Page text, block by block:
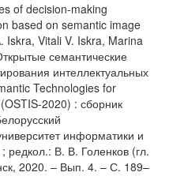
of decision-making
based on semantic image
Iskra, Vitali V. Iskra, Marina
семантические
интеллектуальных
Technologies for
2020) : сборник
информатики и
редкол.: В. В. Голенков (гл.
2020. – Вып. 4. – С. 189–